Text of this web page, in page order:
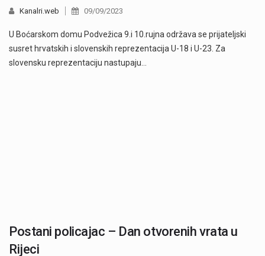
Kanalri.web 09/09/2023
U Boćarskom domu Podvežica 9.i 10.rujna održava se prijateljski
susret hrvatskih i slovenskih reprezentacija U-18 i U-23. Za
slovensku reprezentaciju nastupaju…
Postani policajac – Dan otvorenih vrata u
Rijeci